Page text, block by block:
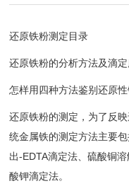
还原铁粉测定目录
还原铁粉的分析方法及滴
怎样用四种方法鉴别还原
还原铁粉的测定，为了反
统金属铁的测定方法主要
出-EDTA滴定法、硫酸铜
酸钾滴定法。